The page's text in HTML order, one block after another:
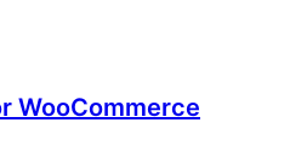
WooCommerce